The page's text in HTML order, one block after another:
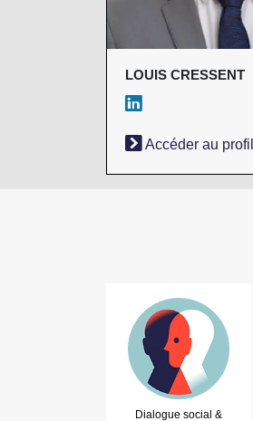
LOUIS CRESSENT
Accéder au profil
Dialogue social &